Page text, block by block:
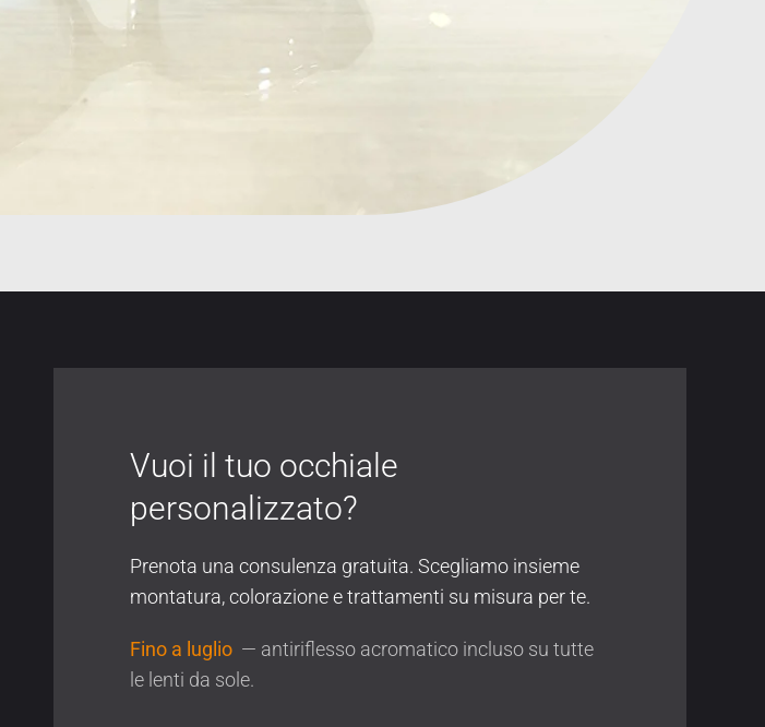
Vuoi il tuo occhiale
personalizzato?
Prenota una consulenza gratuita. Scegliamo insieme
montatura, colorazione e trattamenti su misura per te.
Fino a luglio — antiriflesso acromatico incluso su tutte
le lenti da sole.